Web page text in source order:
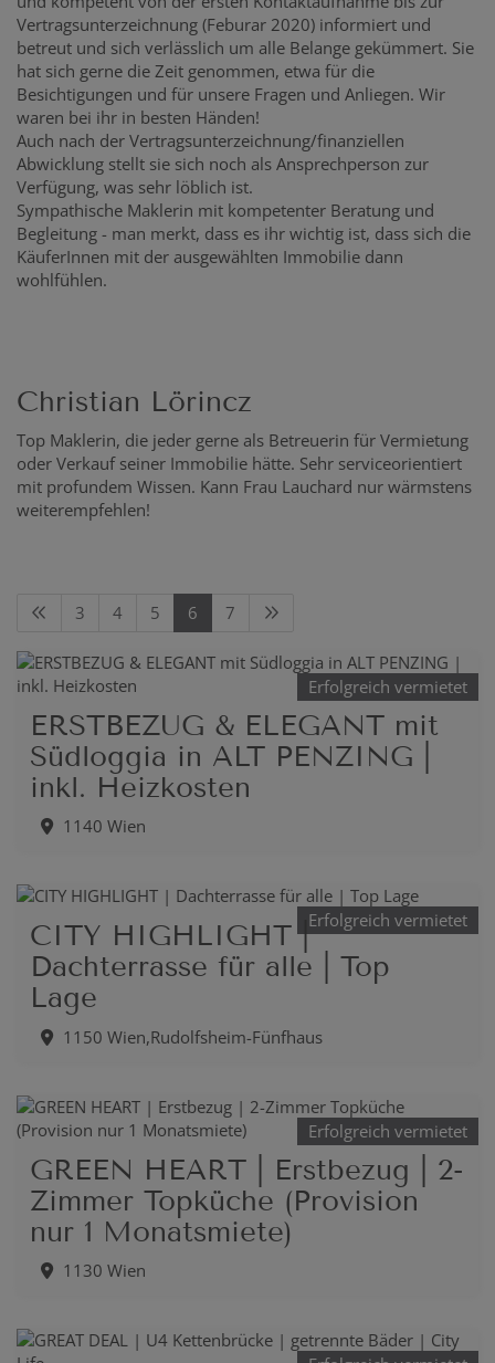
Vertragsunterzeichnung (Feburar 2020) informiert und
betreut und sich verlässlich um alle Belange gekümmert. Sie
hat sich gerne die Zeit genommen, etwa für die
Besichtigungen und für unsere Fragen und Anliegen. Wir
waren bei ihr in besten Händen!
Auch nach der Vertragsunterzeichnung/finanziellen
Abwicklung stellt sie sich noch als Ansprechperson zur
Verfügung, was sehr löblich ist.
Sympathische Maklerin mit kompetenter Beratung und
Begleitung - man merkt, dass es ihr wichtig ist, dass sich die
KäuferInnen mit der ausgewählten Immobilie dann
wohlfühlen.
Christian Lörincz
Top Maklerin, die jeder gerne als Betreuerin für Vermietung
oder Verkauf seiner Immobilie hätte. Sehr serviceorientiert
mit profundem Wissen. Kann Frau Lauchard nur wärmstens
weiterempfehlen!
3 4 5 6 7
Erfolgreich vermietet
ERSTBEZUG & ELEGANT mit
Südloggia in ALT PENZING |
inkl. Heizkosten
1140 Wien
Erfolgreich vermietet
CITY HIGHLIGHT |
Dachterrasse für alle | Top
Lage
1150 Wien,Rudolfsheim-Fünfhaus
Erfolgreich vermietet
GREEN HEART | Erstbezug | 2-
Zimmer Topküche (Provision
nur 1 Monatsmiete)
1130 Wien